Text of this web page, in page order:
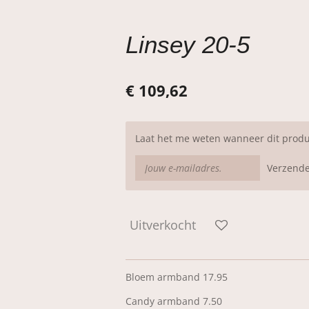
Linsey 20-5
€ 109,62
Laat het me weten wanneer dit
Uitverkocht
Bloem armband 17.95
Candy armband 7.50